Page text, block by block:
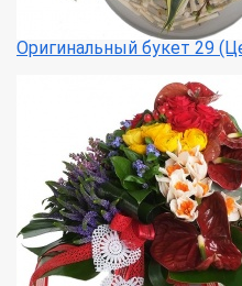
Оригинальный букет 29